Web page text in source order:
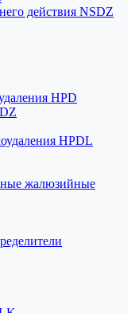
действия NSDZ
HPD
HPDL
жалюзийные